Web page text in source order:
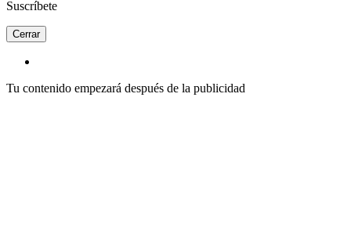
Suscríbete
Cerrar
Tu contenido empezará después de la publicidad